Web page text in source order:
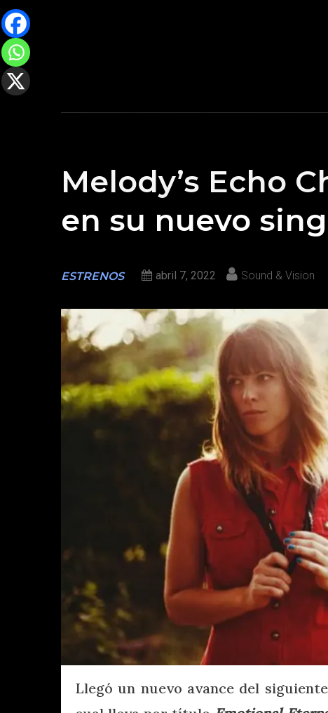
Melody’s Echo
en su nuevo
ESTRENOS abril 7, 2022 Sound & Vision
Llegó un nuevo avance del